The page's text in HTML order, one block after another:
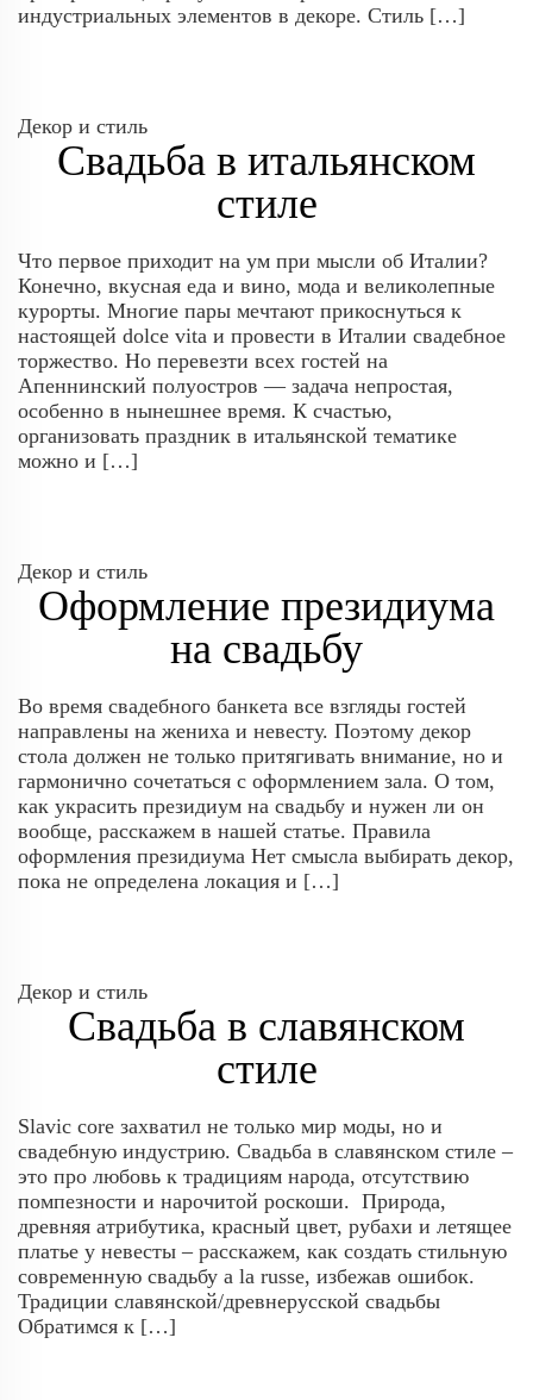
индустриальных элементов в декоре. Стиль […]
Декор и стиль
Свадьба в итальянском
стиле
Что первое приходит на ум при мысли об Италии?
Конечно, вкусная еда и вино, мода и великолепные
курорты. Многие пары мечтают прикоснуться к
настоящей dolce vita и провести в Италии свадебное
торжество. Но перевезти всех гостей на
Апеннинский полуостров — задача непростая,
особенно в нынешнее время. К счастью,
организовать праздник в итальянской тематике
можно и […]
Декор и стиль
Оформление президиума
на свадьбу
Во время свадебного банкета все взгляды гостей
направлены на жениха и невесту. Поэтому декор
стола должен не только притягивать внимание, но и
гармонично сочетаться с оформлением зала. О том,
как украсить президиум на свадьбу и нужен ли он
вообще, расскажем в нашей статье. Правила
оформления президиума Нет смысла выбирать декор,
пока не определена локация и […]
Декор и стиль
Свадьба в славянском
стиле
Slavic core захватил не только мир моды, но и
свадебную индустрию. Свадьба в славянском стиле –
это про любовь к традициям народа, отсутствию
помпезности и нарочитой роскоши. Природа,
древняя атрибутика, красный цвет, рубахи и летящее
платье у невесты – расскажем, как создать стильную
современную свадьбу a la russe, избежав ошибок.
Традиции славянской/древнерусской свадьбы
Обратимся к […]